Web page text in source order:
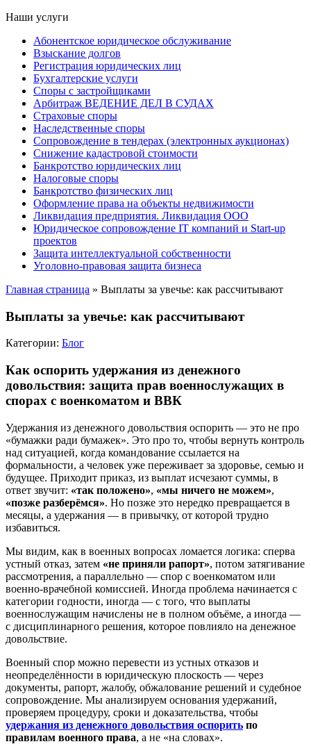
Наши услуги
Абонентское юридическое обслуживание
Взыскание долгов
Регистрация юридических лиц
Бухгалтерские услуги
Споры с застройщиками
Арбитраж ВЕДЕНИЕ ДЕЛ В СУДАХ
Страховые споры
Наследственные споры
Сопровождение в тендерах (электронных аукционах)
Снижение кадастровой стоимости
Банкротство юридических лиц
Налоговые споры
Банкротство физических лиц
Оформление права на объекты недвижимости
Ликвидация предприятия. Ликвидация ООО
Юридическое сопровождение IT компаний и Start-up
проектов
Защита интеллектуальной собственности
Уголовно-правовая защита бизнеса
Главная страница » Выплаты за увечье: как рассчитывают
Выплаты за увечье: как рассчитывают
Категории: Блог
Как оспорить удержания из денежного
довольствия: защита прав военнослужащих в
спорах с военкоматом и ВВК
Удержания из денежного довольствия оспорить — это не про
«бумажки ради бумажек». Это про то, чтобы вернуть контроль
над ситуацией, когда командование ссылается на
формальности, а человек уже переживает за здоровье, семью и
будущее. Приходит приказ, из выплат исчезают суммы, в
ответ звучит: «так положено», «мы ничего не можем»,
«позже разберёмся». Но позже это нередко превращается в
месяцы, а удержания — в привычку, от которой трудно
избавиться.
Мы видим, как в военных вопросах ломается логика: сперва
устный отказ, затем «не приняли рапорт», потом затягивание
рассмотрения, а параллельно — спор с военкоматом или
военно-врачебной комиссией. Иногда проблема начинается с
категории годности, иногда — с того, что выплаты
военнослужащим начислены не в полном объёме, а иногда —
с дисциплинарного решения, которое повлияло на денежное
довольствие.
Военный спор можно перевести из устных отказов и
неопределённости в юридическую плоскость — через
документы, рапорт, жалобу, обжалование решений и судебное
сопровождение. Мы анализируем основания удержаний,
проверяем процедуру, сроки и доказательства, чтобы
удержания из денежного довольствия оспорить по
правилам военного права, а не «на словах».